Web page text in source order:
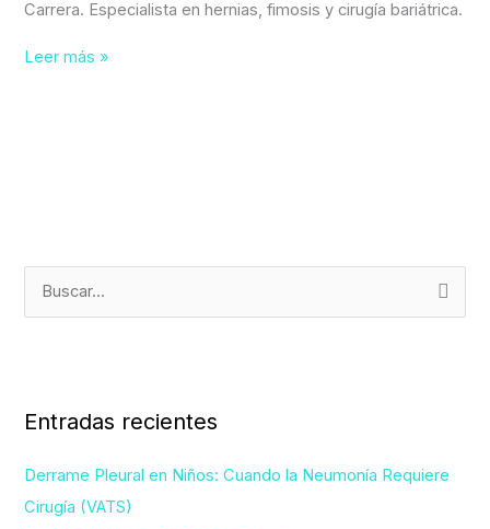
Carrera. Especialista en hernias, fimosis y cirugía bariátrica.
Leer más »
a
p
o
Entradas recientes
Derrame Pleural en Niños: Cuando la Neumonía Requiere
Cirugía (VATS)